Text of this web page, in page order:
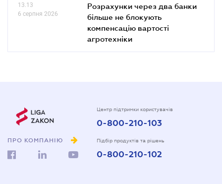
13.13
6 серпня 2026
Розрахунки через два банки
більше не блокують
компенсацію вартості
агротехніки
ПРО КОМПАНІЮ
Центр підтримки користувачів
0-800-210-103
Підбір продуктів та рішень
0-800-210-102